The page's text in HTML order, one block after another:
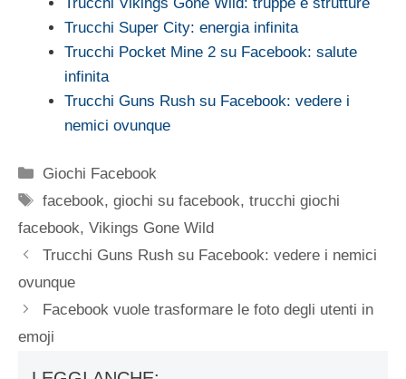
Trucchi Super City: energia infinita
Trucchi Pocket Mine 2 su Facebook: salute
infinita
Trucchi Guns Rush su Facebook: vedere i
nemici ovunque
Categorie
Giochi Facebook
Tag
facebook,giochi su facebook,trucchi giochi
facebook, Vikings Gone Wild
Trucchi Guns Rush su Facebook: vedere i nemici
ovunque
Facebook vuole trasformare le foto degli utenti in
emoji